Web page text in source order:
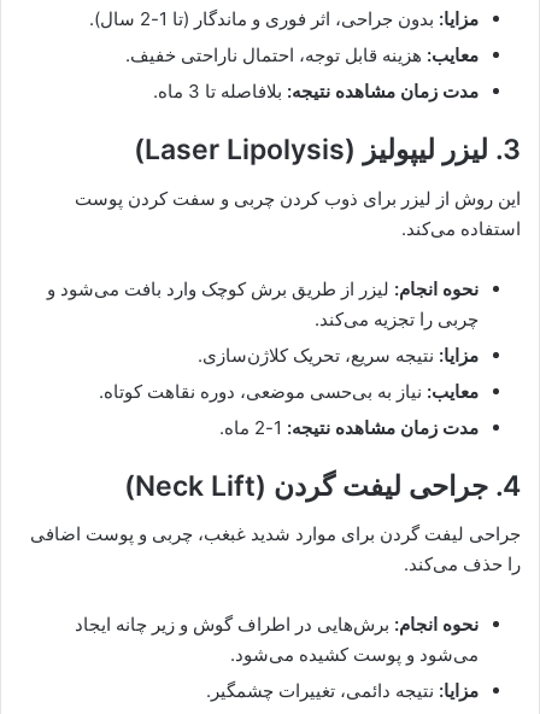
مزایا: بدون جراحی، اثر فوری و ماندگار (تا 1-2 سال).
معایب: هزینه قابل توجه، احتمال ناراحتی خفیف.
مدت زمان مشاهده نتیجه: بلافاصله تا 3 ماه.
3. لیزر لیپولیز (Laser Lipolysis)
این روش از لیزر برای ذوب کردن چربی و سفت کردن پوست
استفاده می‌کند.
نحوه انجام: لیزر از طریق برش کوچک وارد بافت می‌شود و
چربی را تجزیه می‌کند.
مزایا: نتیجه سریع، تحریک کلاژن‌سازی.
معایب: نیاز به بی‌حسی موضعی، دوره نقاهت کوتاه.
مدت زمان مشاهده نتیجه:
4. جراحی لیفت گردن (Neck Lift)
جراحی لیفت گردن برای موارد شدید غبغب، چربی و پوست اضافی
را حذف می‌کند.
نحوه انجام: برش‌هایی در اطراف گوش و زیر چانه ایجاد
می‌شود و پوست کشیده می‌شود.
مزایا: نتیجه دائمی، تغییرات چشمگیر.